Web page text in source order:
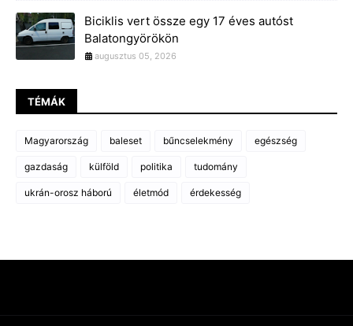
Biciklis vert össze egy 17 éves autóst
Balatongyörökön
augusztus 05, 2026
TÉMÁK
Magyarország baleset bűncselekmény egészség
gazdaság külföld politika tudomány
ukrán-orosz háború életmód érdekesség